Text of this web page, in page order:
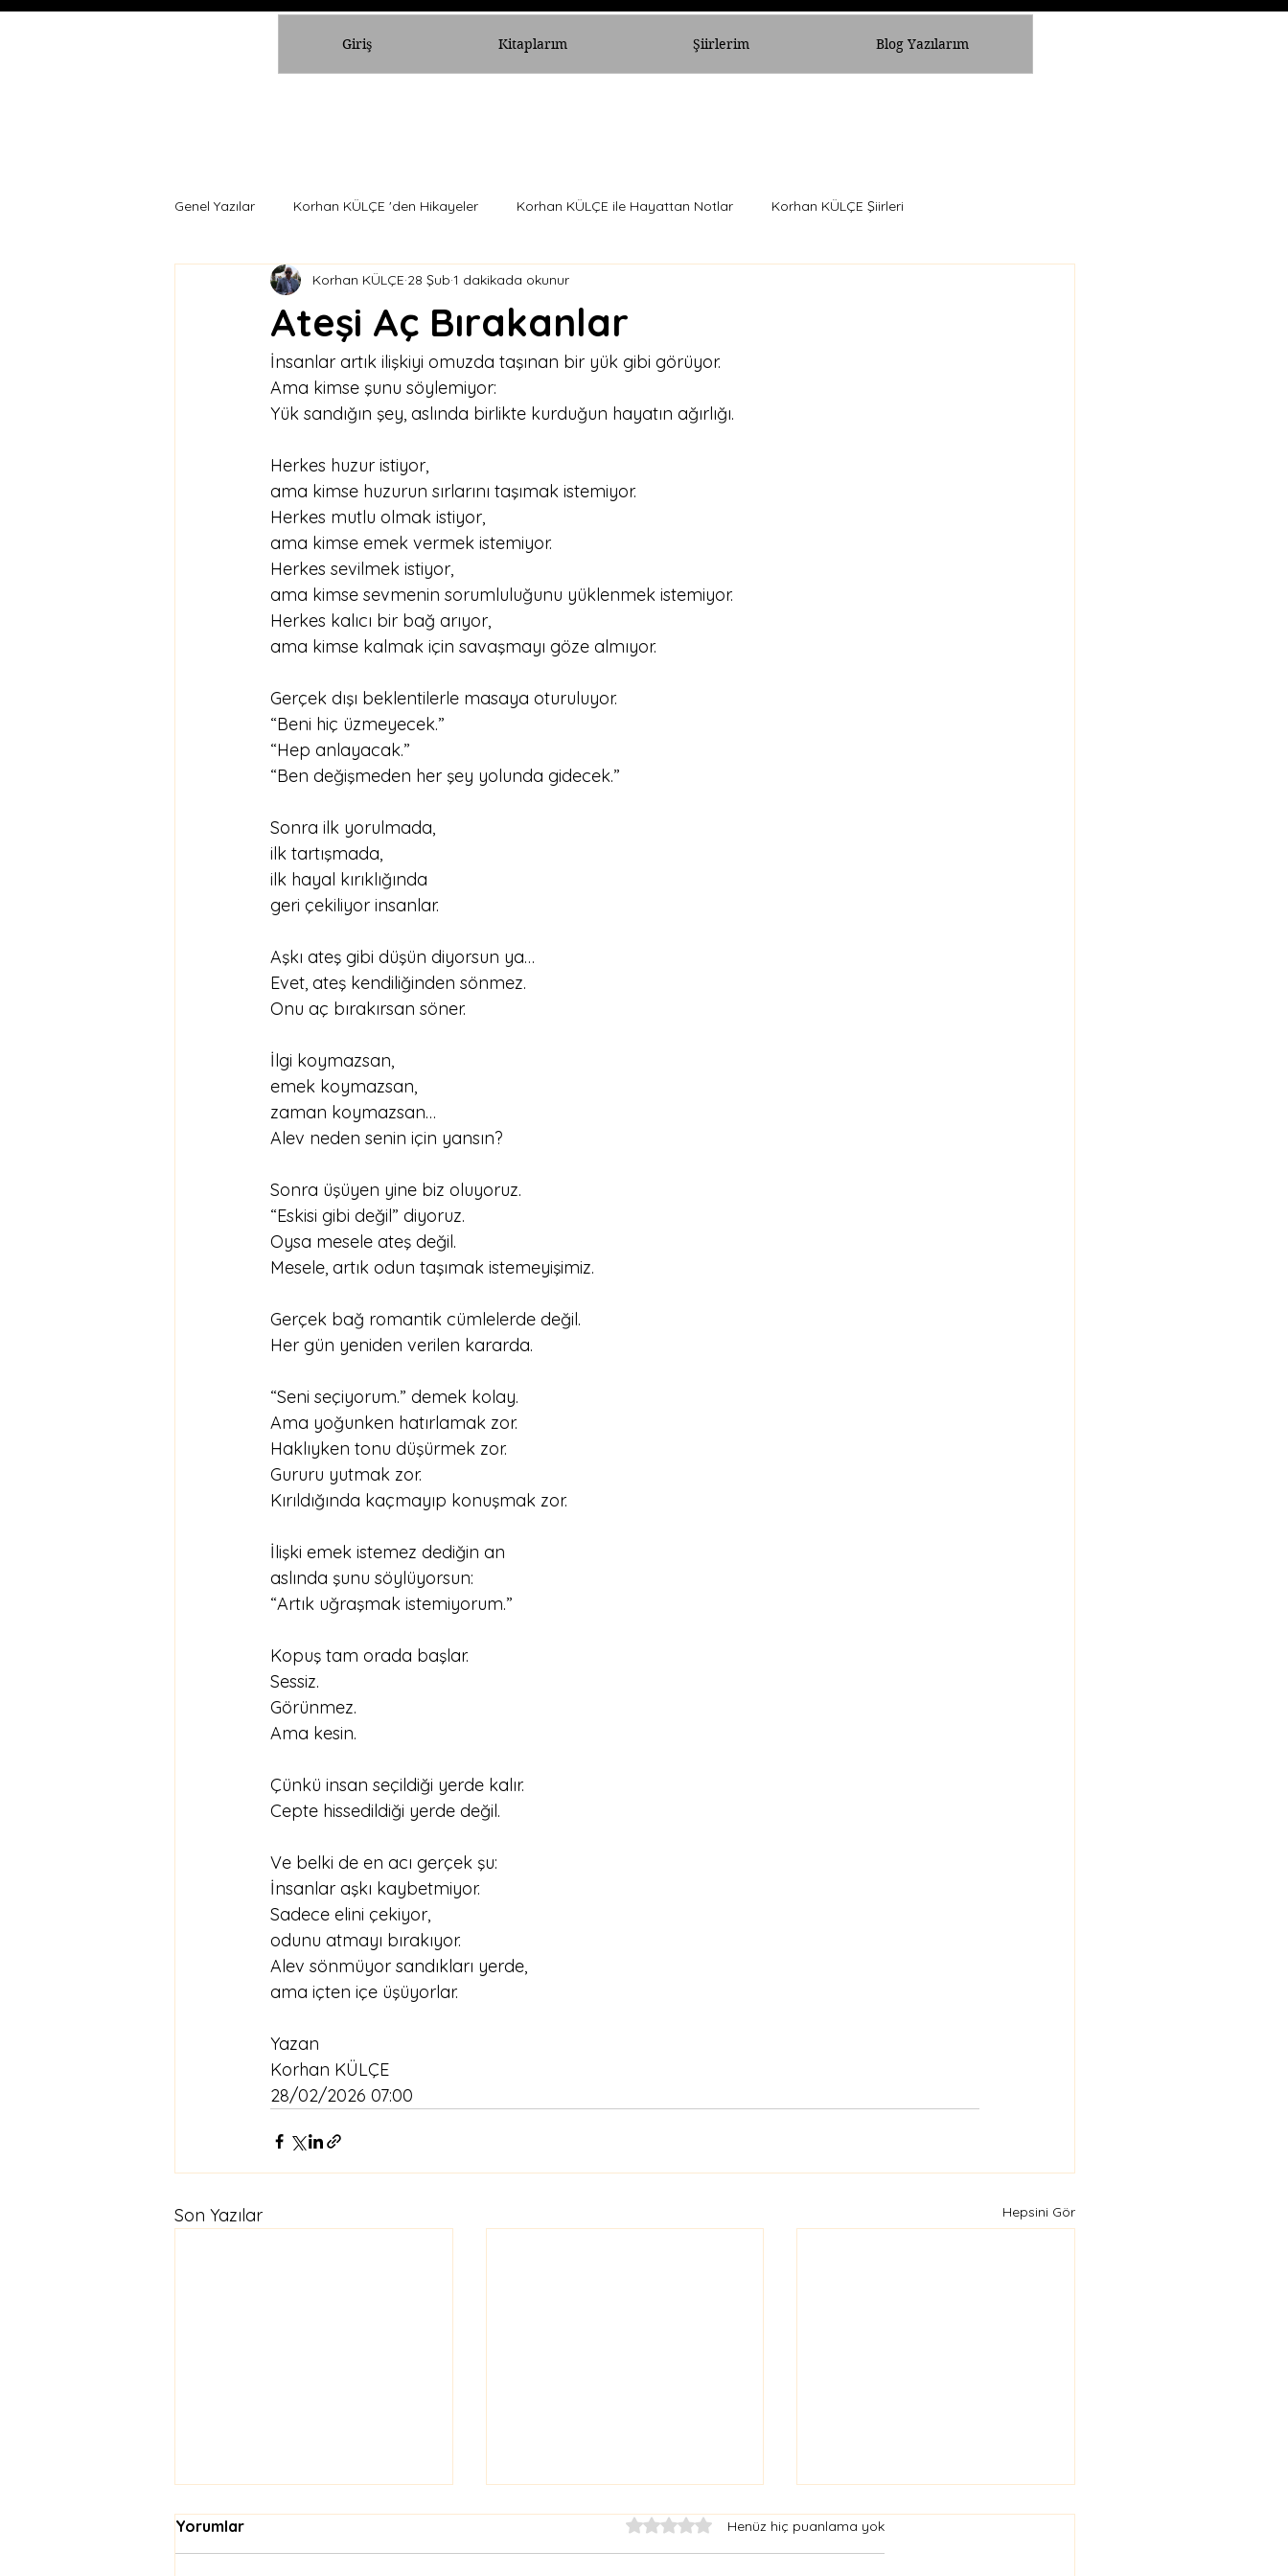
Giriş Kitaplarım Şiirlerim Blog Yazılarım
Genel Yazılar Korhan KÜLÇE 'den Hikayeler Korhan KÜLÇE ile Hayattan Notlar Korhan KÜLÇE Şiirleri
Ateşi Aç Bırakanlar
Korhan KÜLÇE 28 Şub 1 dakikada okunur
İnsanlar artık ilişkiyi omuzda taşınan bir yük gibi görüyor.
Ama kimse şunu söylemiyor:
Yük sandığın şey, aslında birlikte kurduğun hayatın ağırlığı.
Herkes huzur istiyor,
ama kimse huzurun sırlarını taşımak istemiyor.
Herkes mutlu olmak istiyor,
ama kimse emek vermek istemiyor.
Herkes sevilmek istiyor,
ama kimse sevmenin sorumluluğunu yüklenmek istemiyor.
Herkes kalıcı bir bağ arıyor,
ama kimse kalmak için savaşmayı göze almıyor.
Gerçek dışı beklentilerle masaya oturuluyor.
“Beni hiç üzmeyecek.”
“Hep anlayacak.”
“Ben değişmeden her şey yolunda gidecek.”
Sonra ilk yorulmada,
ilk tartışmada,
ilk hayal kırıklığında
geri çekiliyor insanlar.
Aşkı ateş gibi düşün diyorsun ya…
Evet, ateş kendiliğinden sönmez.
Onu aç bırakırsan söner.
İlgi koymazsan,
emek koymazsan,
zaman koymazsan…
Alev neden senin için yansın?
Sonra üşüyen yine biz oluyoruz.
“Eskisi gibi değil” diyoruz.
Oysa mesele ateş değil.
Mesele, artık odun taşımak istemeyişimiz.
Gerçek bağ romantik cümlelerde değil.
Her gün yeniden verilen kararda.
“Seni seçiyorum.” demek kolay.
Ama yoğunken hatırlamak zor.
Haklıyken tonu düşürmek zor.
Gururu yutmak zor.
Kırıldığında kaçmayıp konuşmak zor.
İlişki emek istemez dediğin an
aslında şunu söylüyorsun:
“Artık uğraşmak istemiyorum.”
Kopuş tam orada başlar.
Sessiz.
Görünmez.
Ama kesin.
Çünkü insan seçildiği yerde kalır.
Cepte hissedildiği yerde değil.
Ve belki de en acı gerçek şu:
İnsanlar aşkı kaybetmiyor.
Sadece elini çekiyor,
odunu atmayı bırakıyor.
Alev sönmüyor sandıkları yerde,
ama içten içe üşüyorlar.
Yazan
Korhan KÜLÇE
28/02/2026 07:00
Son Yazılar Hepsini Gör
Yorumlar 5 üzerinden 0 yıldızHenüz hiç puanlama yok